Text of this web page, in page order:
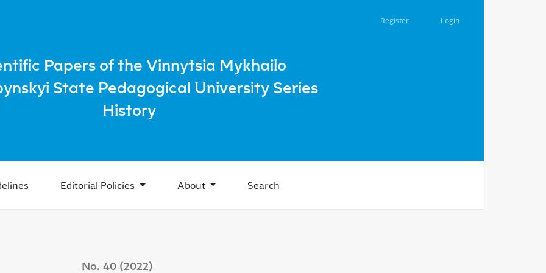
Powers
Papers of the Vinnytsia Mykhailo
State Pedagogical University Series
History
Editorial Policies About Search
Register Login
No. 40 (2022)